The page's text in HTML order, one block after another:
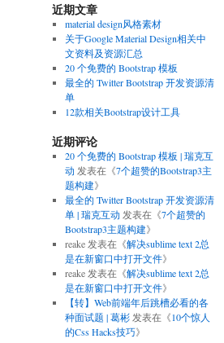
近期文章
material design风格素材
关于Google Material Design相关中
文资料及资源汇总
20 个免费的 Bootstrap 模板
最全的 Twitter Bootstrap 开发资源清
单
12款相关Bootstrap设计工具
近期评论
20 个免费的 Bootstrap 模板 | 瑞克互
动 发表在《7个超赞的Bootstrap3主
题构建》
最全的 Twitter Bootstrap 开发资源清
单 | 瑞克互动 发表在《7个超赞的
Bootstrap3主题构建》
reake发表在《解决sublime text 2总
是在新窗口中打开文件》
reake发表在《解决sublime text 2总
是在新窗口中打开文件》
【转】Web前端年后跳槽必看的各
种面试题 | 葛彬发表在《10个惊人
的Css Hacks技巧》